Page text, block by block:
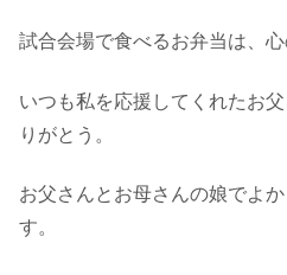
試合会場で食べるお弁当は、心
いつも私を応援してくれたお
りがとう。
お父さんとお母さんの娘でよ
す。